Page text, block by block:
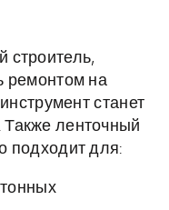
строитель,
ремонтом на
станет
ленточный
подходит для: